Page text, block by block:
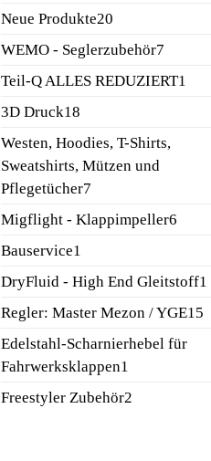
Neue Produkte2020
Produkte
WEMO - Seglerzubehör77
Teil-Q ALLES REDUZIERT1
3D Druck1818
Produkte
Westen, Hoodies, T-Shirts,
Sweatshirts, Mützen und
Pflegetücher77
Produkte
Migflight - Klappimpeller66
Bauservice1
Produkt
DryFluid - High End Gleitstoff1
Regler: Master Mezon / YGE1515
Edelstahl-Scharnierhebel für
Fahrwerksklappen1
Freestyler Zubehör22